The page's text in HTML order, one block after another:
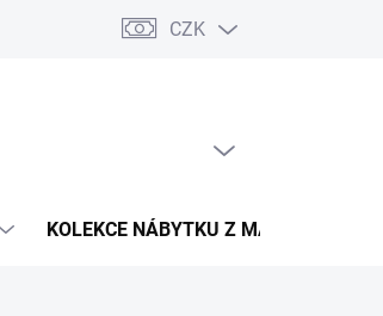
osobních údajů Pojištění zásilky
CZK
KOLEKCE NÁBYTKU Z MASIVU